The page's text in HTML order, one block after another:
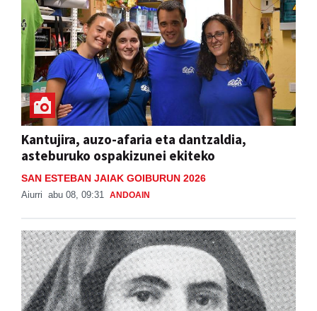
Kantujira, auzo-afaria eta dantzaldia,
asteburuko ospakizunei ekiteko
SAN ESTEBAN JAIAK GOIBURUN 2026
Aiurri abu 08, 09:31 ANDOAIN